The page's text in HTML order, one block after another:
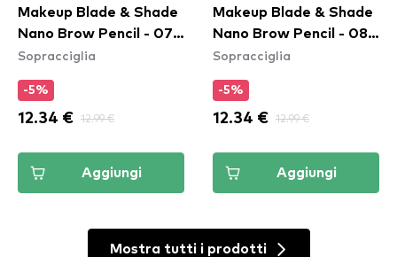
Makeup Blade & Shade
Nano Brow Pencil - 07
Ash Brown
Sopracciglia
-5%
12.34 € 12.99 €
Aggiungi
Makeup Blade & Shade
Nano Brow Pencil - 08
Chocolate
Sopracciglia
-5%
12.34 € 12.99 €
Aggiungi
Mostra tutti i prodotti